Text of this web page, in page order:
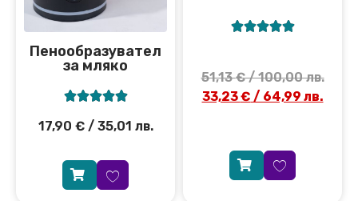
Пенообразувател
за мляко

17,90 €/ 35,01 лв.

51,13€/ 100,00 лв.
33,23€ / 64,99 лв.